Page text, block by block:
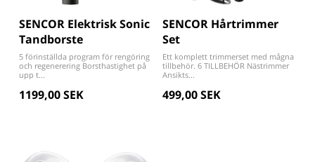
SENCOR Elektrisk Sonic
Tandborste
5 förinställda program för rengöring
och regenerering Borsthastighet på
upp t...
1199,00 SEK
SENCOR Hårtrimmer
Set
Ett komplett trimmerset med mågna
tillbehör. 6 TILLBEHÖR Nästrimmer
Ansikts...
499,00 SEK